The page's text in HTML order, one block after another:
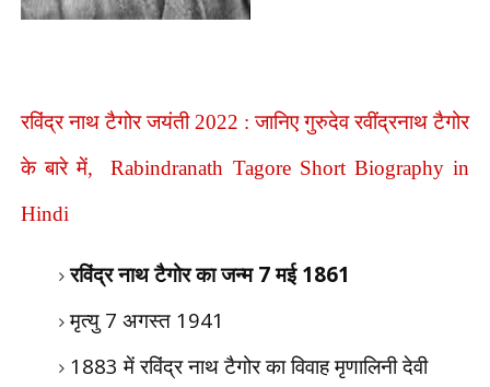
रविंद्र नाथ टैगोर जयंती 2022 : जानिए गुरुदेव रवींद्रनाथ टैगोर
के बारे में, Rabindranath Tagore Short Biography in
Hindi
रविंद्र नाथ टैगोर का जन्म 7मई 1861
मृत्यु 7 अगस्त 1941
1883 में रविंद्र नाथ टैगोर का विवाह मृणालिनी देवी